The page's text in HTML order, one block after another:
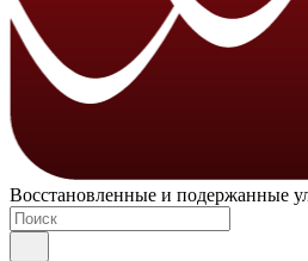
Восстановленные и подержанные